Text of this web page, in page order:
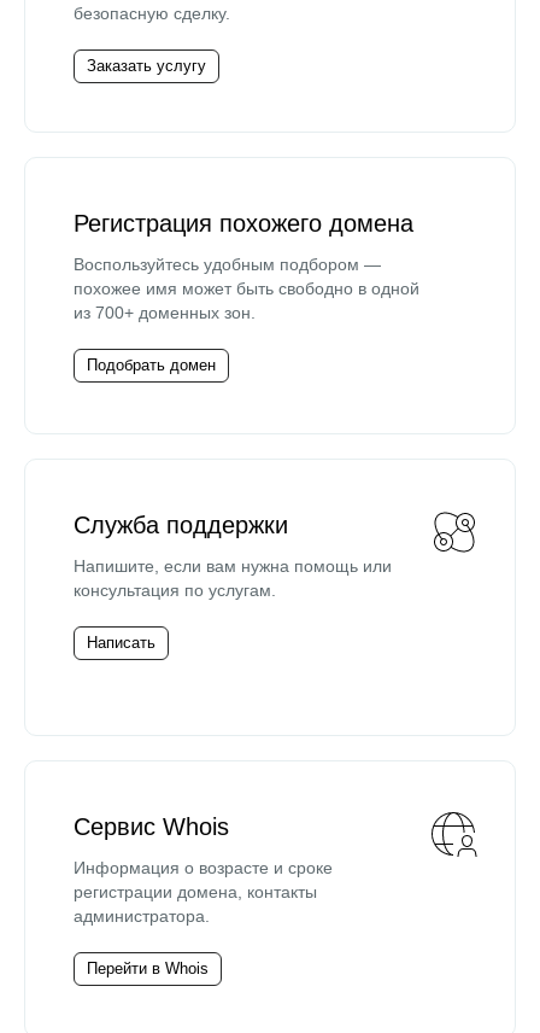
безопасную сделку.
Заказать услугу
Регистрация похожего домена
Воспользуйтесь удобным подбором —
похожее имя может быть свободно в одной
из 700+ доменных зон.
Подобрать домен
Служба поддержки
Напишите, если вам нужна помощь или
консультация по услугам.
Написать
Сервис Whois
Информация о возрасте и сроке
регистрации домена, контакты
администратора.
Перейти в Whois